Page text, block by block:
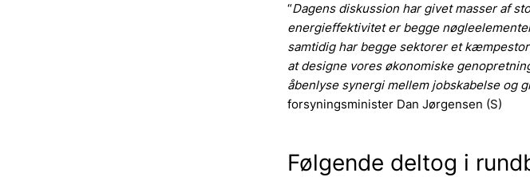
“Dagens diskussion har givet masser af
energieffektivitet er begge
samtidig har begge sektorer et
at designe vores økonomiske
åbenlyse synergi mellem jobskabelse og
forsyningsminister Dan Jørgensen (S)
Følgende deltog i